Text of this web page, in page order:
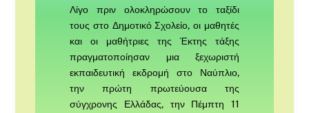
Λίγο πριν ολοκληρώσουν το ταξίδι
τους στο Δημοτικό Σχολείο, οι μαθητές
και οι μαθήτριες της Έκτης τάξης
πραγματοποίησαν μια ξεχωριστή
εκπαιδευτική εκδρομή στο Ναύπλιο,
την πρώτη πρωτεύουσα της
σύγχρονης Ελλάδας, την Πέμπτη 11